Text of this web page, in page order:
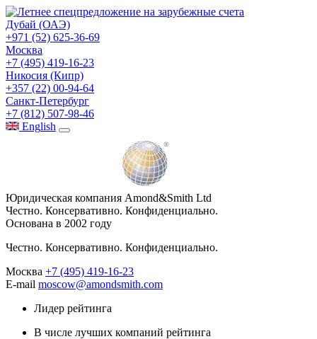
Дубай (ОАЭ)
+971 (52) 625-36-69
Москва
+7 (495) 419-16-23
Никосия (Кипр)
+357 (22) 00-94-64
Санкт-Петербург
+7 (812) 507-98-46
English
Юридическая компания Amond&Smith Ltd
Честно. Консервативно. Конфиденциально.
Основана в 2002 году
Честно. Консервативно. Конфиденциально.
Москва +7 (495) 419-16-23
E-mail moscow@amondsmith.com
Лидер рейтинга
В числе лучших компаний рейтинга